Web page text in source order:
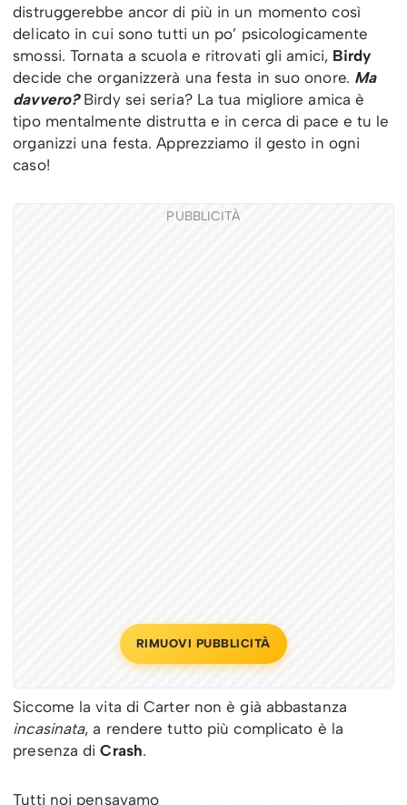
distruggerebbe ancor di più in un momento così
delicato in cui sono tutti un po’ psicologicamente
smossi. Tornata a scuola e ritrovati gli amici, Birdy
decide che organizzerà una festa in suo onore. Ma
davvero?Birdy sei seria? La tua migliore amica è
tipo mentalmente distrutta e in cerca di pace e tu le
organizzi una festa. Apprezziamo il gesto in ogni
caso!
PUBBLICITÀ
RIMUOVI PUBBLICITÀ
Siccome la vita di Carter non è già abbastanza
incasinata, a rendere tutto più complicato è la
presenza diCrash.
Tutti noi pensavamo